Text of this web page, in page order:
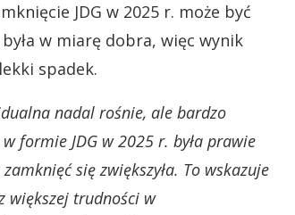
JDG w 2025 r. może być
w miarę dobra, więc wynik
spadek.
nadal rośnie, ale bardzo
formie JDG w 2025 r. była prawie
się zwiększyła. To wskazuje
większej trudności w